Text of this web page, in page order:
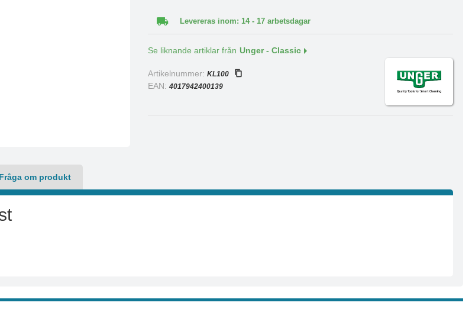
Levereras inom: 14 - 17 arbetsdagar
Se liknande artiklar från Unger - Classic
Artikelnummer:KL100
EAN:4017942400139
Fråga om produkt